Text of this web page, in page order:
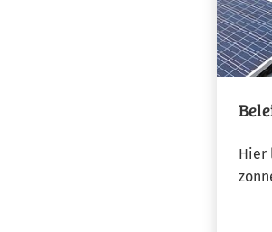
Hier